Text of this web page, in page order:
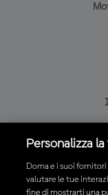
Personalizza
Dorna e i suoi
valutare le tue
fine di mostrarti una